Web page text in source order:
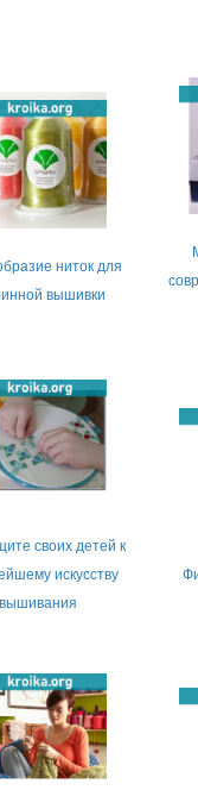
ниток для
вышивки
своих детей к
искусству
вышивания